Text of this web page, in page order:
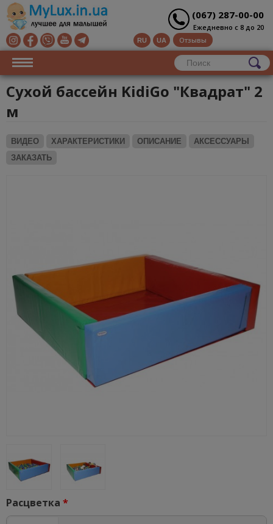
(067) 287-00-00
Ежедневно с 8 до 20
RU UA Отзывы
Сухой бассейн KidiGo "Квадрат" 2
м
ВИДЕО ХАРАКТЕРИСТИКИ ОПИСАНИЕ
АКСЕССУАРЫ
ЗАКАЗАТЬ
Расцветка